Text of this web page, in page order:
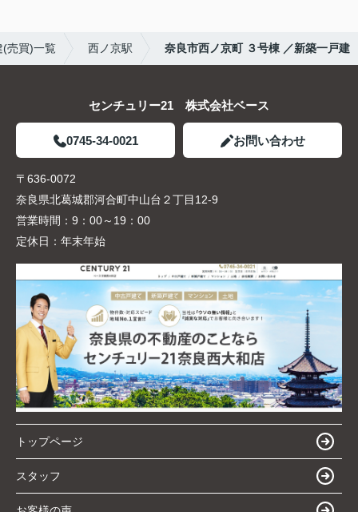
(売買)一覧 西ノ京駅 奈良市西ノ京町 ３号棟 ／新築一戸建
センチュリー21 株式会社ベース
0745-34-0021 お問い合わせ
〒636-0072
奈良県北葛城郡河合町中山台２丁目12-9
営業時間： 9：00～19：00
定休日： 年末年始
トップページ
スタッフ